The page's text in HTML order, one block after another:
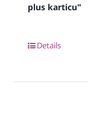
plus karticu"
Details